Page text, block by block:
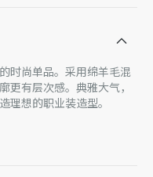
时尚单品。采用绵羊毛混
更有层次感。典雅大气，
理想的职业装造型。